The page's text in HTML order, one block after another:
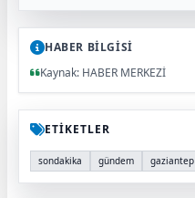
HABER BİLGİSİ
Kaynak: HABER MERKEZİ
ETİKETLER
sondakika gündem gaziantep